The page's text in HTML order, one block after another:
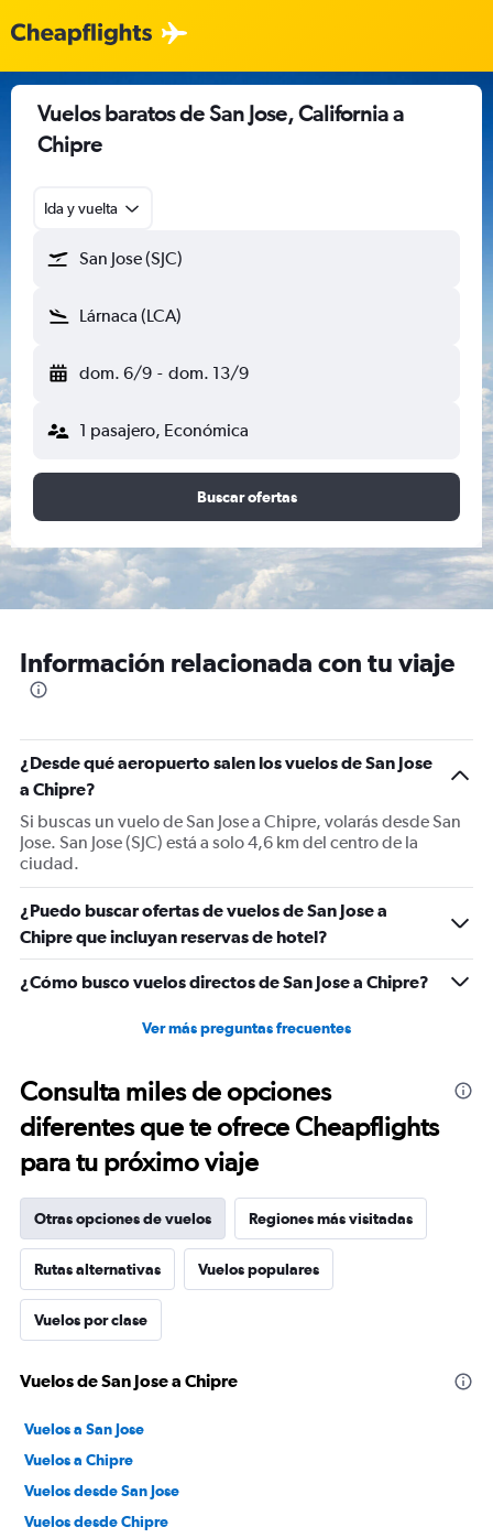
Vuelos baratos de San Jose, California a
Chipre
Ida y vuelta
San Jose (SJC)
Lárnaca (LCA)
dom. 6/9 - dom. 13/9
1 pasajero, Económica
Buscar ofertas
Información relacionada con tu viaje
¿Desde qué aeropuerto salen los vuelos de San Jose
a Chipre?
Si buscas un vuelo de San Jose a Chipre, volarás desde San
Jose. San Jose (SJC) está a solo 4,6 km del centro de la
ciudad.
¿Puedo buscar ofertas de vuelos de San Jose a
Chipre que incluyan reservas de hotel?
¿Cómo busco vuelos directos de San Jose a Chipre?
Ver más preguntas frecuentes
Consulta miles de opciones
diferentes que te ofrece Cheapflights
para tu próximo viaje
Otras opciones de vuelos Regiones más visitadas
Rutas alternativas Vuelos populares
Vuelos por clase
Vuelos de San Jose a Chipre
Vuelos a San Jose
Vuelos a Chipre
Vuelos desde San Jose
Vuelos desde Chipre